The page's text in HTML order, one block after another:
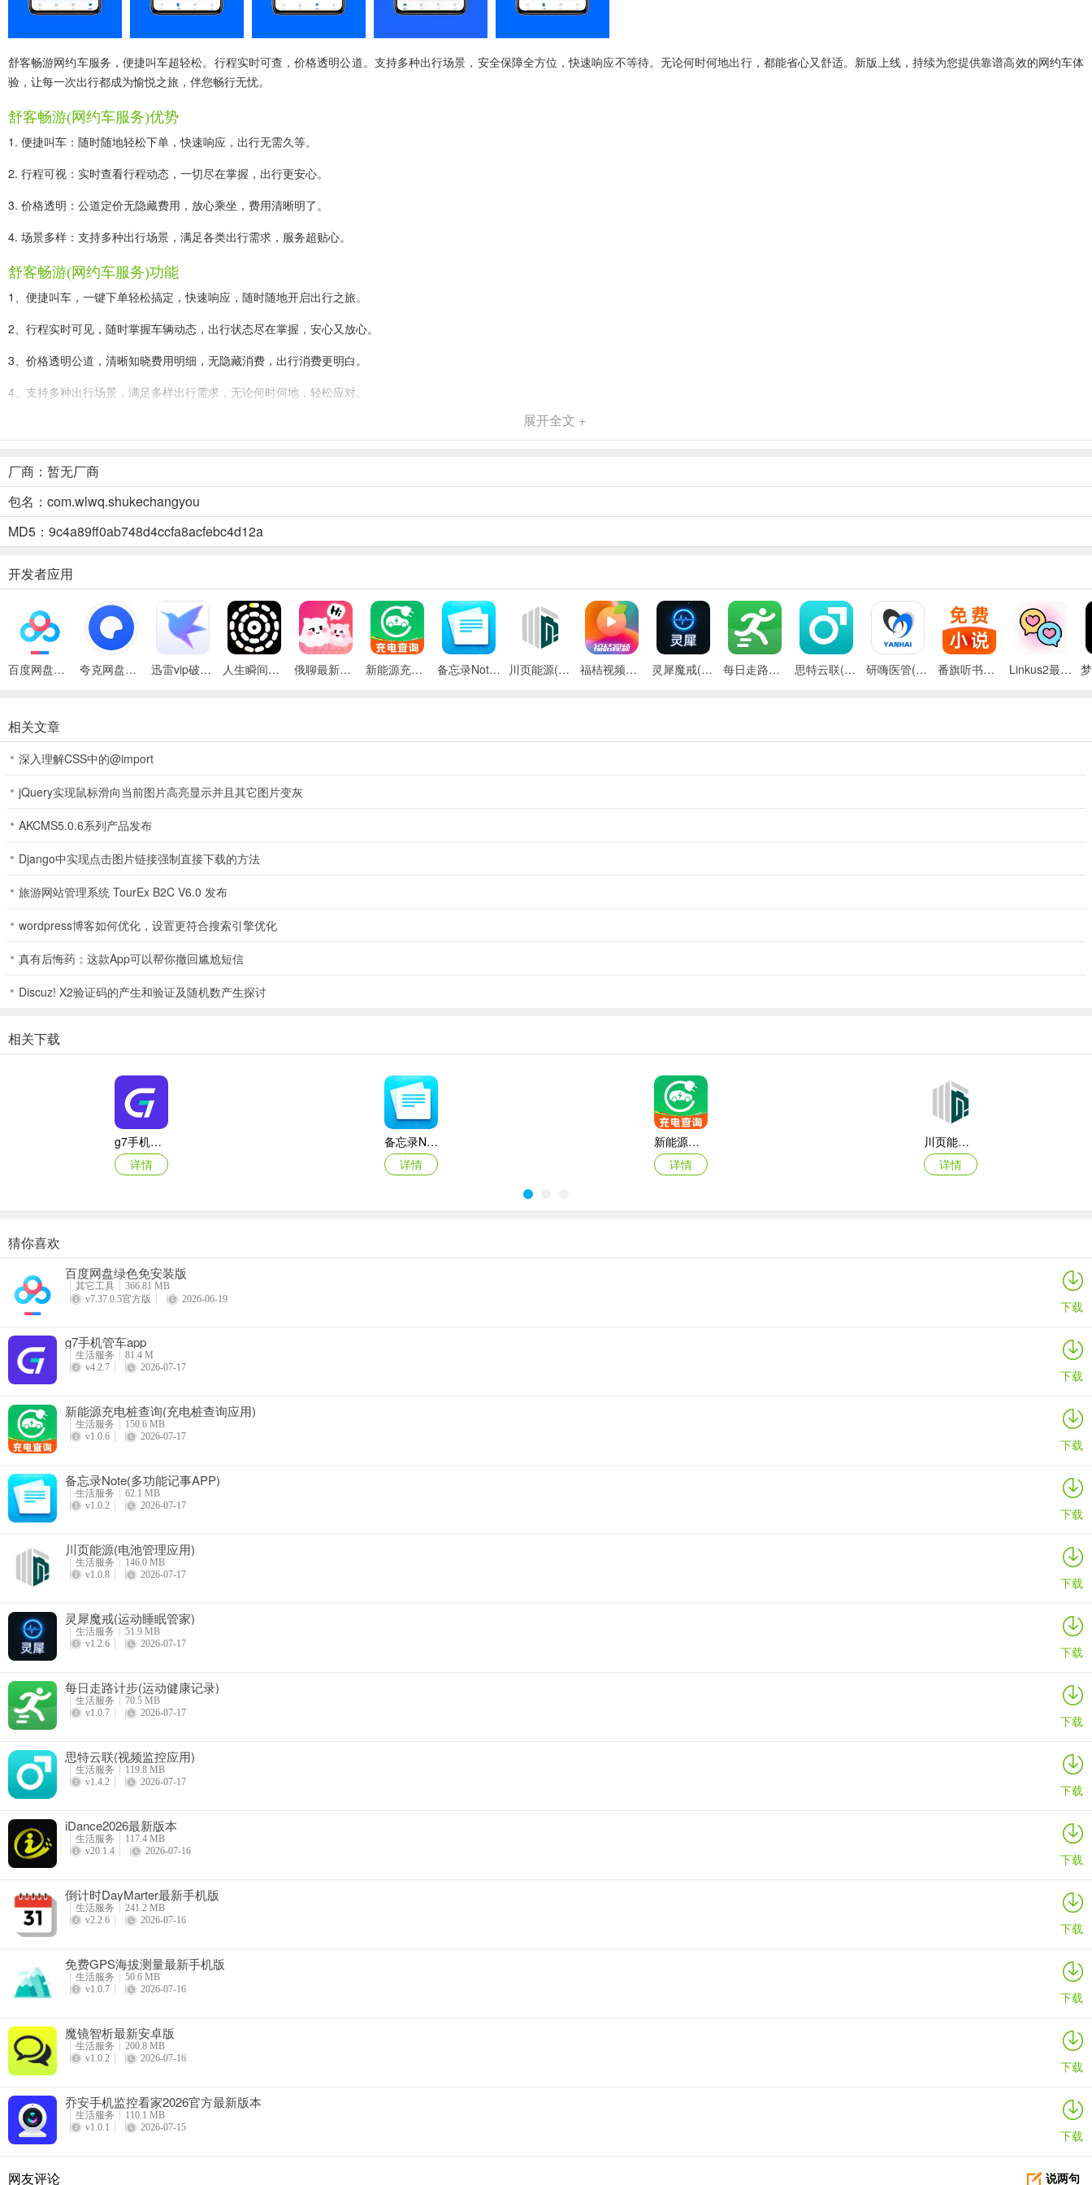
舒客畅游网约车服务，便捷叫车超轻松。行程实时可查，价格透明公道。支持多种出行场景，安全保障全方位，快速响应不等待。无论何时何地出行，都能省心又舒适。新版上线，持续为您提供靠谱高效的网约车体
验，让每一次出行都成为愉悦之旅，伴您畅行无忧。
舒客畅游(网约车服务)优势
1. 便捷叫车：随时随地轻松下单，快速响应，出行无需久等。
2. 行程可视：实时查看行程动态，一切尽在掌握，出行更安心。
3. 价格透明：公道定价无隐藏费用，放心乘坐，费用清晰明了。
4. 场景多样：支持多种出行场景，满足各类出行需求，服务超贴心。
舒客畅游(网约车服务)功能
1、便捷叫车，一键下单轻松搞定，快速响应，随时随地开启出行之旅。
2、行程实时可见，随时掌握车辆动态，出行状态尽在掌握，安心又放心。
3、价格透明公道，清晰知晓费用明细，无隐藏消费，出行消费更明白。
4、支持多种出行场景，满足多样出行需求，无论何时何地，轻松应对。
1. 便捷叫车：轻松下单，快速呼叫网约车，节省等车时间。
2. 行程实时可见：随时掌握行程动态，了解车辆位置和行驶轨迹。
3. 价格透明公道：清晰展示费用明细，无隐藏消费，放心出行。
4. 支持多种出行场景：满足不同出行需求，无论远近都能应对。
5. 安全护航快速响应：专业保障出行安全，快速处理订单，出行更省心舒适。
舒客畅游(网约车服务)常见问题
2. 行程信息能实时查看吗？
5. 出行安全有保障吗？
答：安全护航，快速响应，让出行更省心舒适。
6. 有新版上线吗？
答：有新版本上线。
展开全文 +
厂商：暂无厂商
包名：com.wlwq.shukechangyou
MD5：9c4a89ff0ab748d4ccfa8acfebc4d12a
开发者应用
百度网盘绿色免安装Pc电脑版 夸克网盘官方正式版 迅雷vip破解版永久会员2024版 人生瞬间最新手机版 俄聊最新手机版 新能源充电桩查询(充电桩查询应用) 备忘录Note(多功能记事APP) 川页能源(电池管理应用) 福桔视频最新手机版 灵犀魔戒(运动睡眠管家) 每日走路计步(运动健康记录) 思特云联(视频监控应用) 研嗨医管(医院管理平台) 番旗听书免费畅听(听书软件) Linkus2最新手机版
相关文章
深入理解CSS中的@import
jQuery实现鼠标滑向当前图片高亮显示并且其它图片变灰
AKCMS5.0.6系列产品发布
Django中实现点击图片链接强制直接下载的方法
旅游网站管理系统 TourEx B2C V6.0 发布
wordpress博客如何优化，设置更符合搜索引擎优化
真有后悔药：这款App可以帮你撤回尴尬短信
Discuz! X2验证码的产生和验证及随机数产生探讨
相关下载
g7手机管车app
详情
备忘录Note(多功能记事APP)
详情
新能源充电桩查询(充电桩查询应用)
详情
川页能源(电池管理应用)
详情
每日走路计步(运动健康记录)
详情
灵犀魔戒(运动睡眠管家)
思特云联(视频监控应用)
倒计时DayMarter最新手机版
猜你喜欢
百度网盘绿色免安装版
其它工具
366.81 MB
v7.37.0.5官方版
2026-06-19 下载
g7手机管车app
生活服务
81.4 M
v4.2.7
2026-07-17 下载
新能源充电桩查询(充电桩查询应用)
生活服务
150.6 MB
v1.0.6
2026-07-17 下载
备忘录Note(多功能记事APP)
生活服务
62.1 MB
v1.0.2
2026-07-17 下载
川页能源(电池管理应用)
生活服务
146.0 MB
v1.0.8
2026-07-17 下载
灵犀魔戒(运动睡眠管家)
生活服务
51.9 MB
v1.2.6
2026-07-17 下载
每日走路计步(运动健康记录)
生活服务
70.5 MB
v1.0.7
2026-07-17 下载
思特云联(视频监控应用)
生活服务
119.8 MB
v1.4.2
2026-07-17 下载
iDance2026最新版本
生活服务
117.4 MB
v20.1.4
2026-07-16 下载
倒计时DayMarter最新手机版
生活服务
241.2 MB
v2.2.6
2026-07-16 下载
免费GPS海拔测量最新手机版
生活服务
50.6 MB
v1.0.7
2026-07-16 下载
魔镜智析最新安卓版
生活服务
200.8 MB
v1.0.2
2026-07-16 下载
乔安手机监控看家2026官方最新版本
生活服务
110.1 MB
v1.0.1
2026-07-15 下载
说两句
网友评论